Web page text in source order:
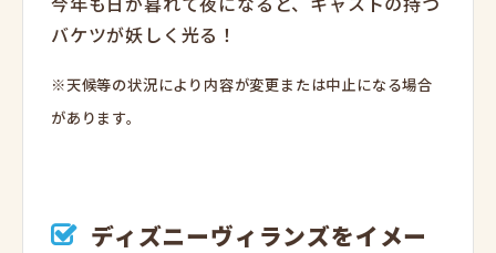
バケツが妖しく光る！
※天候等の状況により内容が変更または中止になる場合
があります。
ディズニーヴィランズをイメー